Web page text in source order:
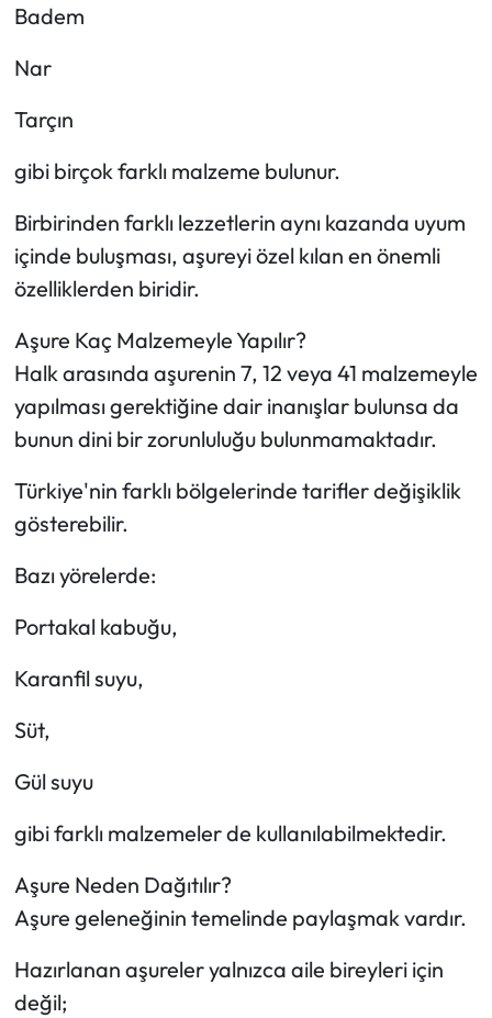
Badem
Nar
Tarçın
gibi birçok farklı malzeme bulunur.
Birbirinden farklı lezzetlerin aynı kazanda uyum
içinde buluşması, aşureyi özel kılan en önemli
özelliklerden biridir.
Aşure Kaç Malzemeyle Yapılır?
Halk arasında aşurenin 7, 12 veya 41 malzemeyle
yapılması gerektiğine dair inanışlar bulunsa da
bunun dini bir zorunluluğu bulunmamaktadır.
Türkiye'nin farklı bölgelerinde tarifler değişiklik
gösterebilir.
Bazı yörelerde:
Portakal kabuğu,
Karanfil suyu,
Süt,
Gül suyu
gibi farklı malzemeler de kullanılabilmektedir.
Aşure Neden Dağıtılır?
Aşure geleneğinin temelinde paylaşmak vardır.
Hazırlanan aşureler yalnızca aile bireyleri için
değil;